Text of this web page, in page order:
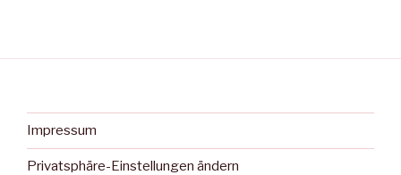
Impressum
Privatsphäre-Einstellungen ändern